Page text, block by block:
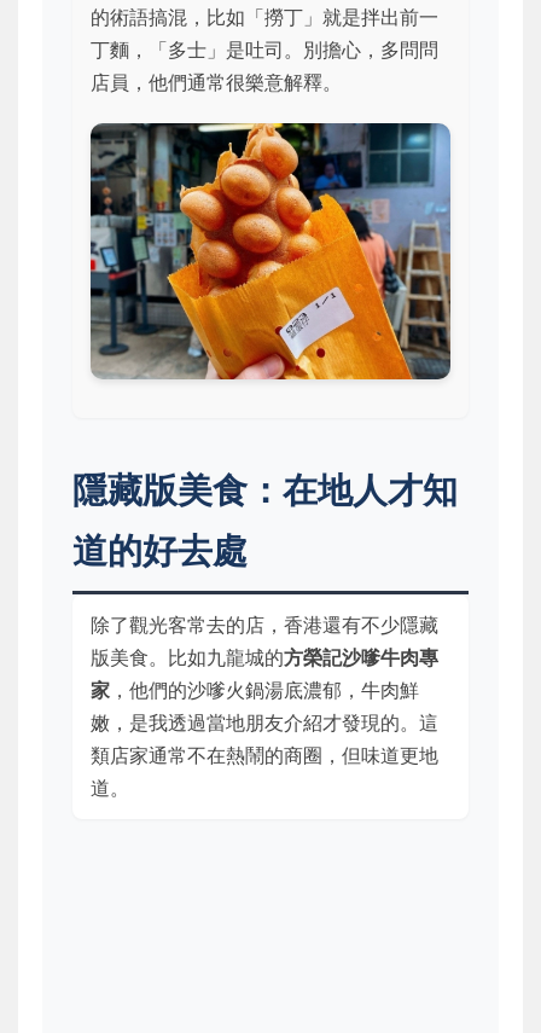
的術語搞混，比如「撈丁」就是拌出前一
丁麵，「多士」是吐司。別擔心，多問問
店員，他們通常很樂意解釋。
隱藏版美食：在地人才知
道的好去處
除了觀光客常去的店，香港還有不少隱藏
版美食。比如九龍城的方榮記沙嗲牛肉專
家 ，他們的沙嗲火鍋湯底濃郁，牛肉鮮
嫩，是我透過當地朋友介紹才發現的。這
類店家通常不在熱鬧的商圈，但味道更地
道。